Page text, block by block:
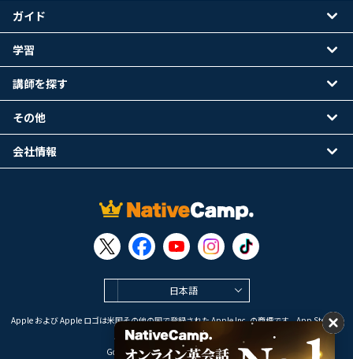
日本語
Apple および Apple ロゴは米国その他の国で登録された Apple Inc. の商標です。App Store は
Apple Inc. のサービスマークです。
Google Play は Google LLC の商標です。
ガイド
学習
講師を探す
その他
会社情報